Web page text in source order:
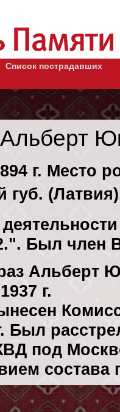
Список пострадавших
Альберт
г. Место
губ.
Был член
Альберт
г.
Был
под